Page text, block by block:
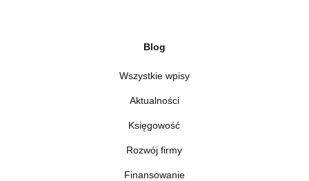
Blog
Wszystkie wpisy
Aktualności
Księgowość
Rozwój firmy
Finansowanie